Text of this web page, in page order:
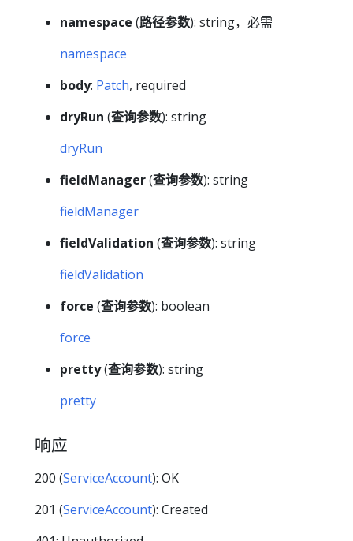
namespace (路径参数): string，必需
namespace
body: Patch, required
dryRun (查询参数): string
dryRun
fieldManager(查询参数): string
fieldManager
fieldValidation (查询参数): string
fieldValidation
force (查询参数): boolean
force
pretty(查询参数): string
pretty
响应
200 (ServiceAccount): OK
201 (ServiceAccount): Created